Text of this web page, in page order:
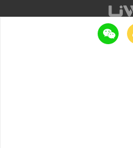
Copyright ©2015 UWA